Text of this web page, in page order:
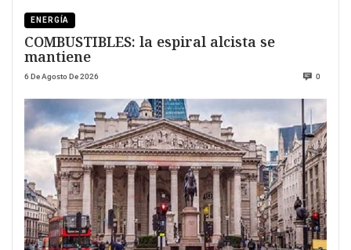
ENERGÍA
COMBUSTIBLES: la espiral alcista se
mantiene
6 De Agosto De 2026 0